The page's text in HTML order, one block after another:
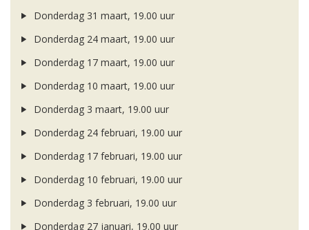
Donderdag 31 maart, 19.00 uur
Donderdag 24 maart, 19.00 uur
Donderdag 17 maart, 19.00 uur
Donderdag 10 maart, 19.00 uur
Donderdag 3 maart, 19.00 uur
Donderdag 24 februari, 19.00 uur
Donderdag 17 februari, 19.00 uur
Donderdag 10 februari, 19.00 uur
Donderdag 3 februari, 19.00 uur
Donderdag 27 januari, 19.00 uur